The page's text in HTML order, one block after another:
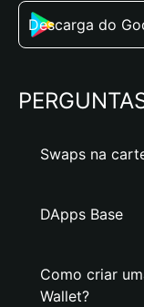
Descarga do
Swaps na
DApps Base
Como criar
Wallet?